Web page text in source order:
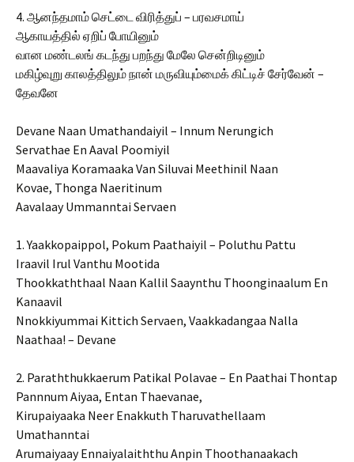
4. ஆனந்தமாம் செட்டை விரித்துப் – பரவசமாய்
ஆகாயத்தில் ஏறிப் போயினும்
வான மண்டலங் கடந்து பறந்து மேலே சென்றிடினும்
மகிழ்வுறு காலத்திலும் நான் மருவியும்மைக் கிட்டிச் சேர்வேன் –
தேவனே
Devane Naan Umathandaiyil – Innum Nerungich
Servathae En Aaval Poomiyil
Maavaliya Koramaaka Van Siluvai Meethinil Naan
Kovae, Thonga Naeritinum
Aavalaay Ummanntai Servaen
1. Yaakkopaippol, Pokum Paathaiyil – Poluthu Pattu
Iraavil Irul Vanthu Mootida
Thookkaththaal Naan Kallil Saaynthu Thoonginaalum En
Kanaavil
Nnokkiyummai Kittich Servaen, Vaakkadangaa Nalla
Naathaa! – Devane
2. Paraththukkaerum Patikal Polavae – En Paathai Thontap
Pannnum Aiyaa, Entan Thaevanae,
Kirupaiyaaka Neer Enakkuth Tharuvathellaam
Umathanntai
Arumaiyaay Ennaiyalaiththu Anpin Thoothanaakach